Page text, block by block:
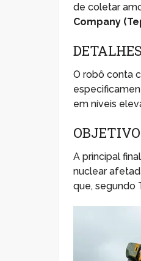
de coletar
Company
O robô conta
em níveis
A principal
nuclear
que, segundo